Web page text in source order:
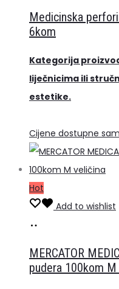
Medicinska
6kom
Kategorija
liječnicima ili
estetike.
Cijene dostupne
Hot
Add to wishlist
ima
MERCATOR
pudera 100kom M